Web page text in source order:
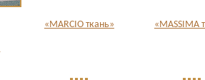
«MARCIO ткань» «MASSIMA